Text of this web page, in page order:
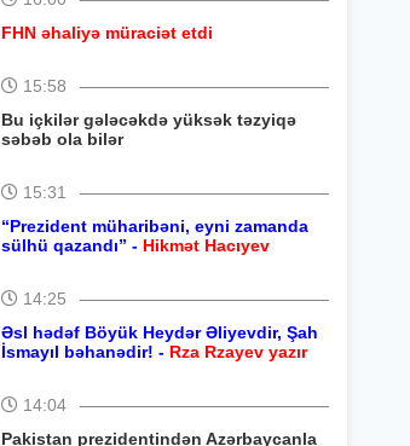
FHN əhaliyə müraciət etdi
15:58
Bu içkilər gələcəkdə yüksək təzyiqə
səbəb ola bilər
15:31
“Prezident müharibəni, eyni zamanda
sülhü qazandı” - Hikmət Hacıyev
14:25
Əsl hədəf Böyük Heydər Əliyevdir, Şah
İsmayıl bəhanədir! - Rza Rzayev yazır
14:04
Pakistan prezidentindən Azərbaycanla